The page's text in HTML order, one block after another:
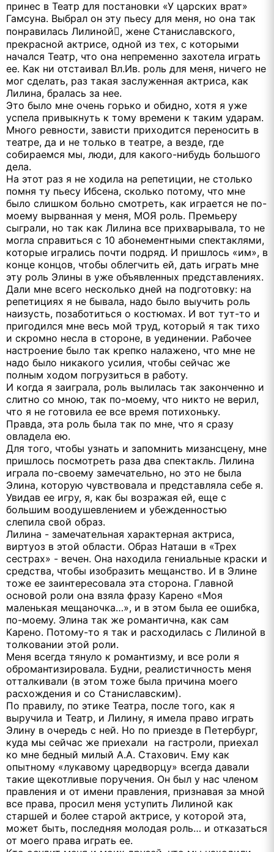
принес в Театр для постановки «У царских врат»
Гамсуна. Выбрал он эту пьесу для меня, но она так
понравилась Лилиной, жене Станиславского,
прекрасной актрисе, одной из тех, с которыми
начался Театр, что она непременно захотела играть
ее. Как ни отстаивал Вл.Ив. роль для меня, ничего не
мог сделать, раз такая заслуженная актриса, как
Лилина, бралась за нее.
Это было мне очень горько и обидно, хотя я уже
успела привыкнуть к тому времени к таким ударам.
Много ревности, зависти приходится переносить в
театре, да и не только в театре, а везде, где
собираемся мы, люди, для какого-нибудь большого
дела.
На этот раз я не ходила на репетиции, не столько
помня ту пьесу Ибсена, сколько потому, что мне
было слишком больно смотреть, как играется не по-
моему вырванная у меня, МОЯ роль. Премьеру
сыграли, но так как Лилина все прихварывала, то не
могла справиться с 10 абонементными спектаклями,
которые игрались почти подряд. И пришлось «им», в
конце концов, чтобы облегчить ей, дать играть мне
эту роль Элины в уже объявленных представлениях.
Дали мне всего несколько дней на подготовку: на
репетициях я не бывала, надо было выучить роль
наизусть, позаботиться о костюмах. И вот тут-то и
пригодился мне весь мой труд, который я так тихо
и скромно несла в стороне, в уединении. Рабочее
настроение было так крепко налажено, что мне не
надо было никакого усилия, чтобы сейчас же
полным ходом погрузиться в работу.
И когда я заиграла, роль вылилась так законченно и
слитно со мною, так по-моему, что никто не верил,
что я не готовила ее все время потихоньку.
Правда, эта роль была так по мне, что я сразу
овладела ею.
Для того, чтобы узнать и запомнить мизансцену, мне
пришлось посмотреть раза два спектакль. Лилина
играла по-своему замечательно, но это не была
Элина, которую чувствовала и представляла себе я.
Увидав ее игру, я, как бы возражая ей, еще с
большим воодушевлением и убежденностью
слепила свой образ.
Лилина - замечательная характерная актриса,
виртуоз в этой области. Образ Наташи в «Трех
сестрах» - вечен. Она находила гениальные краски и
средства, чтобы изобразить мещанство. И в Элине
тоже ее заинтересовала эта сторона. Главной
основой роли она взяла фразу Карено «Моя
маленькая мещаночка…», и в этом была ее ошибка,
по-моему. Элина так же романтична, как сам
Карено. Потому-то я так и расходилась с Лилиной в
толковании этой роли.
Меня всегда тянуло к романтизму, и все роли я
обромантизировала. Будни, реалистичность меня
отталкивали (в этом тоже была причина моего
расхождения и со Станиславским).
По правилу, по этике Театра, после того, как я
выручила и Театр, и Лилину, я имела право играть
Элину в очередь с ней. Но по приезде в Петербург,
куда мы сейчас же приехали на гастроли, приехал
ко мне бедный милый А.А. Стахович. Ему как
опытному «лукавому царедворцу» всегда давали
такие щекотливые поручения. Он был у нас членом
правления и от имени правления, признавая за мной
все права, просил меня уступить Лилиной как
старшей и более старой актрисе, у которой эта,
может быть, последняя молодая роль… и отказаться
от моего права играть ее.